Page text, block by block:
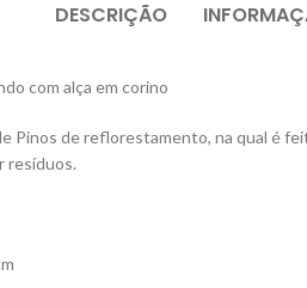
DESCRIÇÃO
com alça em corino
Pinos de reflorestamento, na qual é
resíduos.